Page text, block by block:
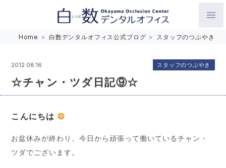
Home > 白数デンタルオフィス公式ブログ > スタッフのつぶやき
2012.08.16
☆チャン・ツダ日記⑨☆
スタッフのつぶやき
こんにちは
お盆休みが終わり、今日から頑張って働いているチャン・
ツダでございます。